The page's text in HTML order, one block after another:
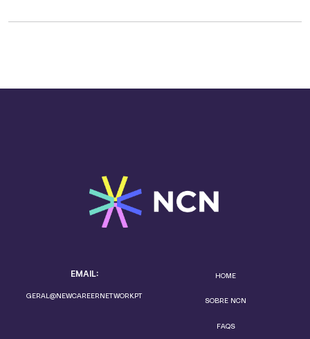
EMAIL:
GERAL@NEWCAREERNETWORK.PT
HOME
SOBRE NCN
FAQS